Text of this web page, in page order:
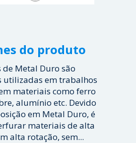
do produto
de Metal Duro são
utilizadas em trabalhos
materiais como ferro
alumínio etc. Devido
em Metal Duro, é
materiais de alta
alta rotação, sem...